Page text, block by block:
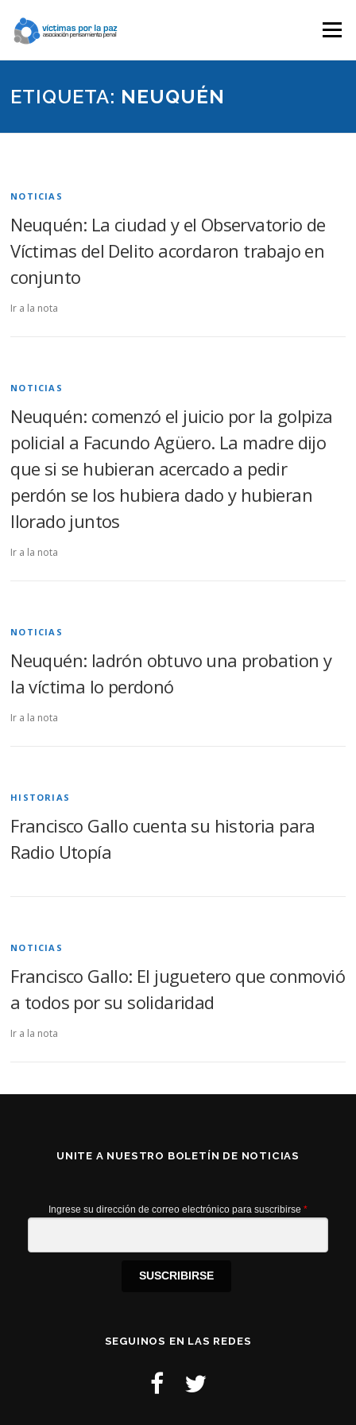
contenido
Menú
ETIQUETA: NEUQUÉN
NOTICIAS
Neuquén: La ciudad y el Observatorio de
Víctimas del Delito acordaron trabajo en
conjunto
Ir a la nota
NOTICIAS
Neuquén: comenzó el juicio por la golpiza
policial a Facundo Agüero. La madre dijo
que si se hubieran acercado a pedir
perdón se los hubiera dado y hubieran
llorado juntos
Ir a la nota
NOTICIAS
Neuquén: ladrón obtuvo una probation y
la víctima lo perdonó
Ir a la nota
HISTORIAS
Francisco Gallo cuenta su historia para
Radio Utopía
NOTICIAS
Francisco Gallo: El juguetero que conmovió
a todos por su solidaridad
Ir a la nota
UNITE A NUESTRO BOLETÍN DE NOTICIAS
Ingrese su dirección de correo electrónico para suscribirse *
SUSCRIBIRSE
SEGUINOS EN LAS REDES